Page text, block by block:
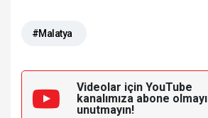
#Malatya
Videolar için YouTube
kanalımıza abone olmayı
unutmayın!